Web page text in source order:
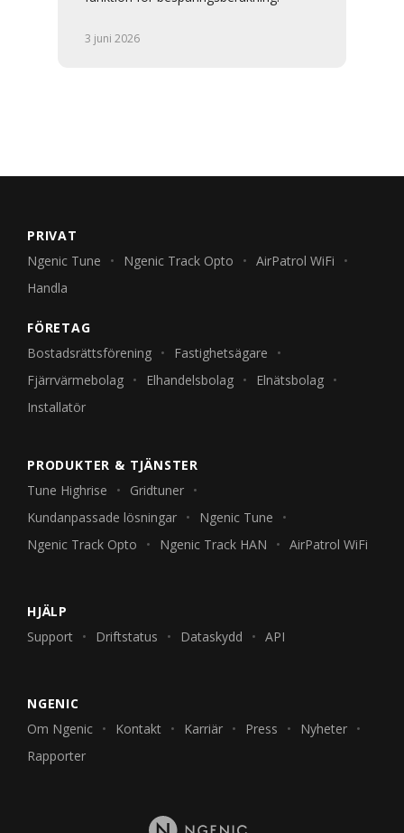
3 juni 2026
PRIVAT
Ngenic Tune
Ngenic Track Opto
AirPatrol WiFi
Handla
FÖRETAG
Bostadsrättsförening
Fastighetsägare
Fjärrvärmebolag
Elhandelsbolag
Elnätsbolag
Installatör
PRODUKTER & TJÄNSTER
Tune Highrise
Gridtuner
Kundanpassade lösningar
Ngenic Tune
Ngenic Track Opto
Ngenic Track HAN AirPatrol WiFi
HJÄLP
Support
Driftstatus Dataskydd API
NGENIC
Om Ngenic
Kontakt Karriär Press
Nyheter
Rapporter